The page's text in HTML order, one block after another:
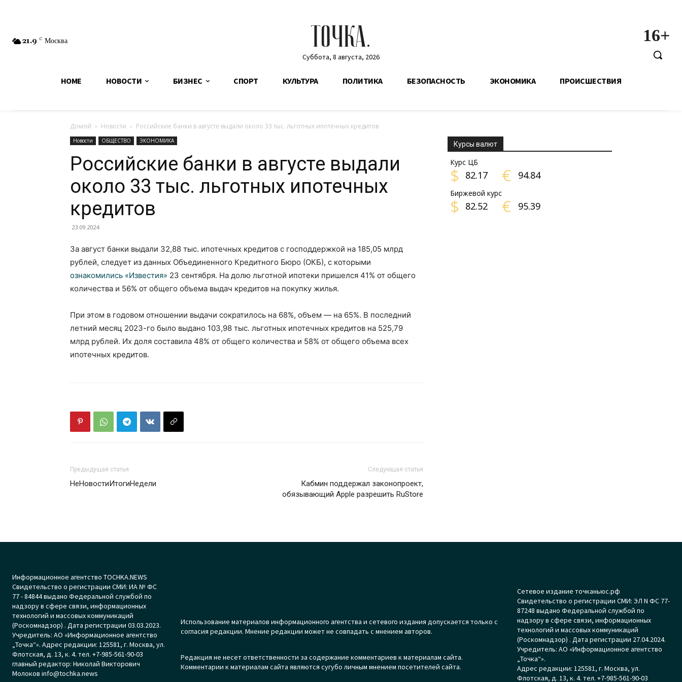
21.9 C Москва ТОЧКА.
Суббота, 8 августа, 2026
16+
HOME НОВОСТИ БИЗНЕС СПОРТ КУЛЬТУРА ПОЛИТИКА БЕЗОПАСНОСТЬ ЭКОНОМИКА ПРОИСШЕСТВИЯ
Домой Новости Российские банки в августе выдали около 33 тыс. льготных ипотечных кредитов
Новости ОБЩЕСТВО ЭКОНОМИКА
Российские банки в августе выдали
около 33 тыс. льготных ипотечных
кредитов
23.09.2024
За август банки выдали 32,88 тыс. ипотечных кредитов с господдержкой на 185,05 млрд
рублей, следует из данных Объединенного Кредитного Бюро (ОКБ), с которыми
ознакомились «Известия» 23 сентября. На долю льготной ипотеки пришелся 41% от общего
количества и 56% от общего объема выдач кредитов на покупку жилья.
При этом в годовом отношении выдачи сократилось на 68%, объем — на 65%. В последний
летний месяц 2023-го было выдано 103,98 тыс. льготных ипотечных кредитов на 525,79
млрд рублей. Их доля составила 48% от общего количества и 58% от общего объема всех
ипотечных кредитов.
Предыдущая статья
НеНовостиИтогиНедели
Следующая статья
Кабмин поддержал законопроект,
обязывающий Apple разрешить RuStore
Курсы валют
Курс ЦБ
$ 82.17 € 94.84
Биржевой курс
$ 82.52 € 95.39
Информационное агентство TOCHKA.NEWS
Свидетельство о регистрации СМИ: ИА № ФС
77 - 84844 выдано Федеральной службой по
надзору в сфере связи, информационных
технологий и массовых коммуникаций
(Роскомнадзор) . Дата регистрации 03.03.2023.
Учредитель: АО «Информационное агентство
„Точка“». Адрес редакции: 125581, г. Москва, ул.
Флотская, д. 13, к. 4. тел. +7-985-561-90-03
главный редактор: Николай Викторович
Молоков info@tochka.news
Использование материалов информационного агентства и сетевого издания допускается только с
согласия редакции. Мнение редакции может не совпадать с мнением авторов.
Редакция не несет ответственности за содержание комментариев к материалам сайта.
Комментарии к материалам сайта являются сугубо личным мнением посетителей сайта.
Сетевое издание точканьюс.рф
Свидетельство о регистрации СМИ: ЭЛ N ФС 77-
87248 выдано Федеральной службой по
надзору в сфере связи, информационных
технологий и массовых коммуникаций
(Роскомнадзор) . Дата регистрации 27.04.2024.
Учредитель: АО «Информационное агентство
„Точка“».
Адрес редакции: 125581, г. Москва, ул.
Флотская, д. 13, к. 4. тел. +7-985-561-90-03